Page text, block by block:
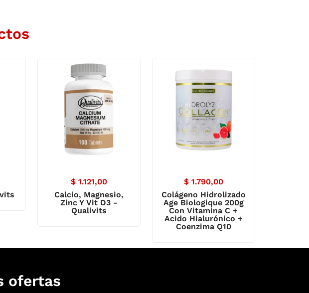
$1.121,00
Calcio, Magnesio,
Zinc Y Vit D3 -
Qualivits
$1.790,00
Colágeno Hidrolizado
Age Biologique 200g
Con Vitamina C +
Acido Hialurónico +
Coenzima Q10
ofertas